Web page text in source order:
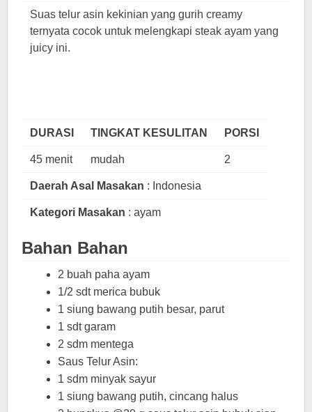
Suas telur asin kekinian yang gurih creamy
ternyata cocok untuk melengkapi steak ayam yang
juicy ini.
DURASI TINGKAT KESULITAN PORSI
45 menit mudah 2
Daerah Asal Masakan : Indonesia
Kategori Masakan : ayam
Bahan Bahan
2 buah paha ayam
1/2 sdt merica bubuk
1 siung bawang putih besar, parut
1 sdt garam
2 sdm mentega
Saus Telur Asin:
1 sdm minyak sayur
1 siung bawang putih, cincang halus